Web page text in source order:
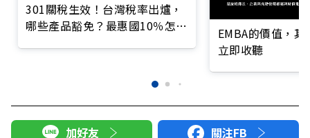
301關稅生效！台灣稅率出爐，
哪些產品豁免？最惠國10％怎麼
EMBA的價值，
立即收聽
加好友 關注FB